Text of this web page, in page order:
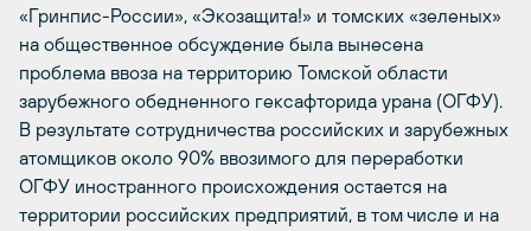
«Гринпис-России», «Экозащита!» и томских «зеленых»
на общественное обсуждение была вынесена
проблема ввоза на территорию Томской области
зарубежного обедненного гексафторида урана (ОГФУ).
В результате сотрудничества российских и зарубежных
атомщиков около 90% ввозимого для переработки
ОГФУ иностранного происхождения остается на
территории российских предприятий, в том числе и на